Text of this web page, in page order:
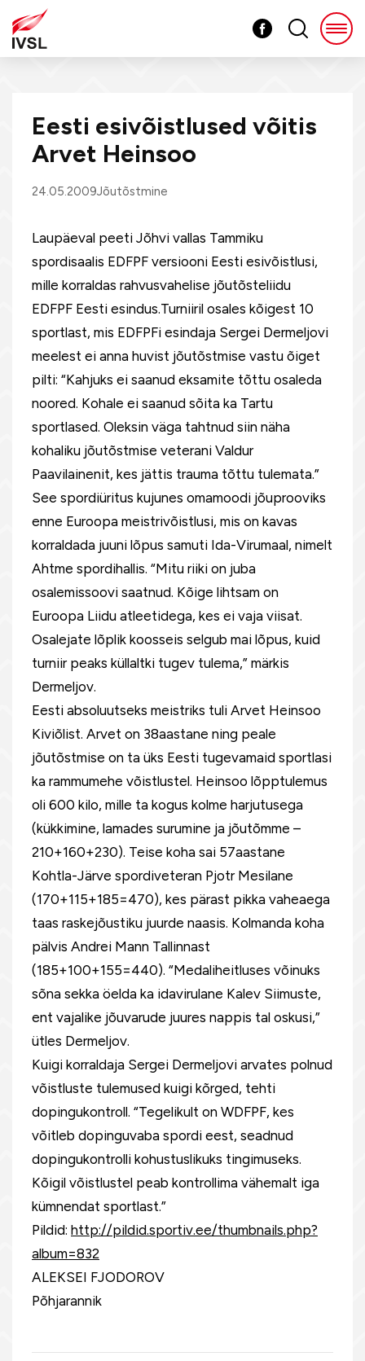
Eesti esivõistlused võitis
Arvet Heinsoo
24.05.2009Jõutõstmine
Laupäeval peeti Jõhvi vallas Tammiku
spordisaalis EDFPF versiooni Eesti esivõistlusi,
mille korraldas rahvusvahelise jõutõsteliidu
EDFPF Eesti esindus.Turniiril osales kõigest 10
sportlast, mis EDFPFi esindaja Sergei Dermeljovi
meelest ei anna huvist jõutõstmise vastu õiget
pilti: “Kahjuks ei saanud eksamite tõttu osaleda
noored. Kohale ei saanud sõita ka Tartu
sportlased. Oleksin väga tahtnud siin näha
kohaliku jõutõstmise veterani Valdur
Paavilainenit, kes jättis trauma tõttu tulemata.”
See spordiüritus kujunes omamoodi jõuprooviks
enne Euroopa meistrivõistlusi, mis on kavas
korraldada juuni lõpus samuti Ida-Virumaal, nimelt
Ahtme spordihallis. “Mitu riiki on juba
osalemissoovi saatnud. Kõige lihtsam on
Euroopa Liidu atleetidega, kes ei vaja viisat.
Osalejate lõplik koosseis selgub mai lõpus, kuid
turniir peaks küllaltki tugev tulema,” märkis
Dermeljov.
Eesti absoluutseks meistriks tuli Arvet Heinsoo
Kiviõlist. Arvet on 38aastane ning peale
jõutõstmise on ta üks Eesti tugevamaid sportlasi
ka rammumehe võistlustel. Heinsoo lõpptulemus
oli 600 kilo, mille ta kogus kolme harjutusega
(kükkimine, lamades surumine ja jõutõmme –
210+160+230). Teise koha sai 57aastane
Kohtla-Järve spordiveteran Pjotr Mesilane
(170+115+185=470), kes pärast pikka vaheaega
taas raskejõustiku juurde naasis. Kolmanda koha
pälvis Andrei Mann Tallinnast
(185+100+155=440). “Medaliheitluses võinuks
sõna sekka öelda ka idavirulane Kalev Siimuste,
ent vajalike jõuvarude juures nappis tal oskusi,”
ütles Dermeljov.
Kuigi korraldaja Sergei Dermeljovi arvates polnud
võistluste tulemused kuigi kõrged, tehti
dopingukontroll. “Tegelikult on WDFPF, kes
võitleb dopinguvaba spordi eest, seadnud
dopingukontrolli kohustuslikuks tingimuseks.
Kõigil võistlustel peab kontrollima vähemalt iga
kümnendat sportlast.”
Pildid: http://pildid.sportiv.ee/thumbnails.php?
album=832
ALEKSEI FJODOROV
Põhjarannik